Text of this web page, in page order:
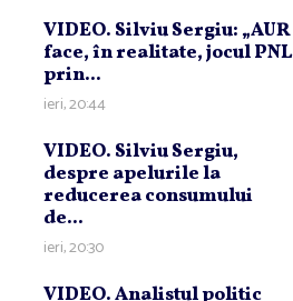
VIDEO. Silviu Sergiu: „AUR
face, în realitate, jocul PNL
prin...
ieri, 20:44
VIDEO. Silviu Sergiu,
despre apelurile la
reducerea consumului
de...
ieri, 20:30
VIDEO. Analistul politic